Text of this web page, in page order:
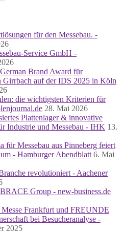
für den Messebau. -
Service GmbH -
Brand Award für
Girrbach auf der IDS 2025 in Köln
die wichtigsten Kriterien für
28. Mai 2026
Plattenlager & innovative
Industrie und Messebau - IHK 13.
für Messebau aus Pinneberg feiert
- Hamburger Abendblatt 6. Mai
revolutioniert - Aachener
Group - new-business.de
Frankfurt und FREUNDE
bei Besucheranalyse -
2025